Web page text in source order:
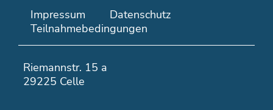
v
g
a
Impressum
Datenschutz
Teilnahmebedingungen
Riemannstr. 15 a
29225 Celle